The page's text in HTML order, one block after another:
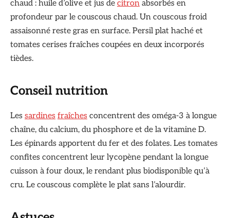
chaud : huile d’olive et jus de citron absorbés en
profondeur par le couscous chaud. Un couscous froid
assaisonné reste gras en surface. Persil plat haché et
tomates cerises fraîches coupées en deux incorporés
tièdes.
Conseil nutrition
Les sardines fraîches concentrent des oméga-3 à longue
chaîne, du calcium, du phosphore et de la vitamine D.
Les épinards apportent du fer et des folates. Les tomates
confites concentrent leur lycopène pendant la longue
cuisson à four doux, le rendant plus biodisponible qu’à
cru. Le couscous complète le plat sans l’alourdir.